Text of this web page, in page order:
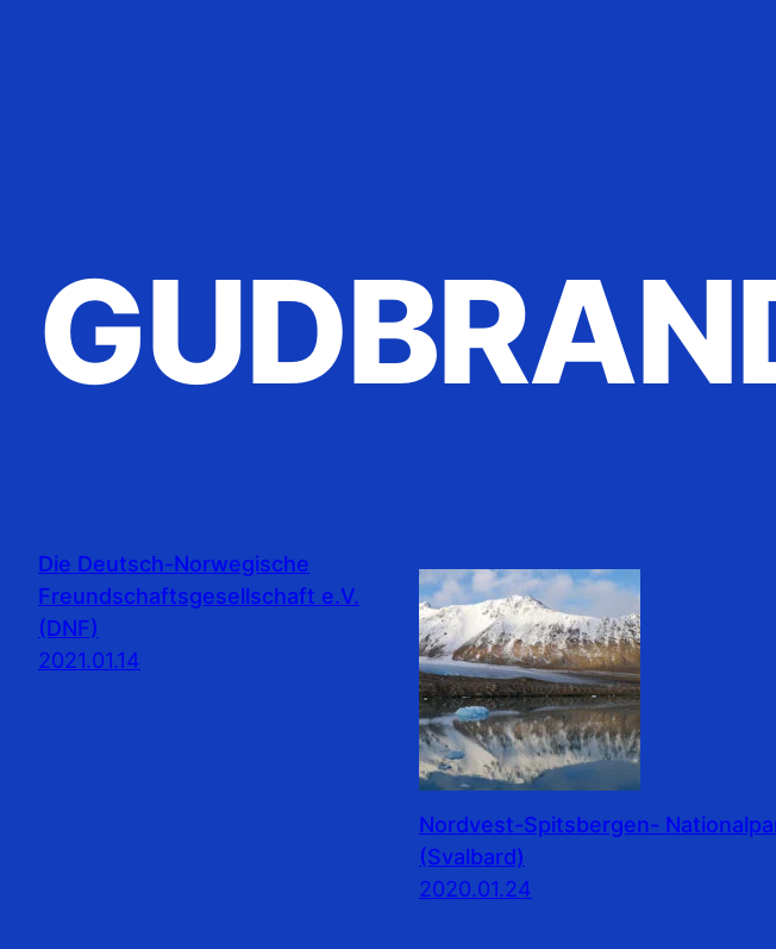
Die Deutsch-Norwegische
Freundschaftsgesellschaft e.V.
(DNF)
2021.01.14
Nordvest-Spitsbergen-
(Svalbard)
2020.01.24